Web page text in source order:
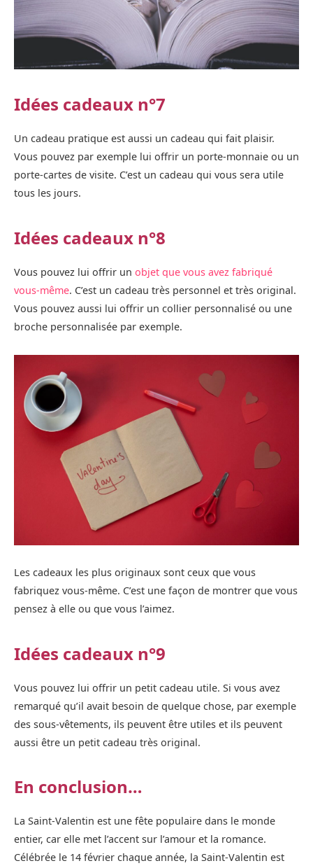
Idées cadeaux n°7
Un cadeau pratique est aussi un cadeau qui fait plaisir.
Vous pouvez par exemple lui offrir un porte-monnaie ou un
porte-cartes de visite. C’est un cadeau qui vous sera utile
tous les jours.
Idées cadeaux n°8
Vous pouvez lui offrir un objet que vous avez fabriqué
vous-même. C’est un cadeau très personnel et très original.
Vous pouvez aussi lui offrir un collier personnalisé ou une
broche personnalisée par exemple.
Les cadeaux les plus originaux sont ceux que vous
fabriquez vous-même. C’est une façon de montrer que vous
pensez à elle ou que vous l’aimez.
Idées cadeaux n°9
Vous pouvez lui offrir un petit cadeau utile. Si vous avez
remarqué qu’il avait besoin de quelque chose, par exemple
des sous-vêtements, ils peuvent être utiles et ils peuvent
aussi être un petit cadeau très original.
En conclusion…
La Saint-Valentin est une fête populaire dans le monde
entier, car elle met l’accent sur l’amour et la romance.
Célébrée le 14 février chaque année, la Saint-Valentin est